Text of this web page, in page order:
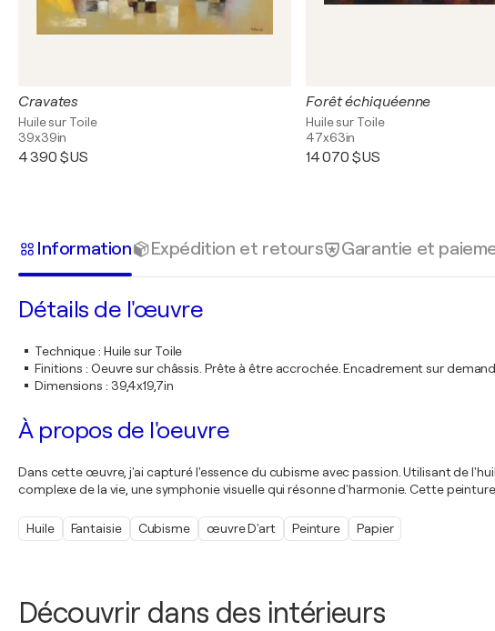
Découvrir dans des intérieurs
Cravates
Huile sur Toile
39x39in
4 390 $US
Forêt échiquéenne
Huile sur Toile
47x63in
14 070 $US
Information Expédition et retours Garantie et
Détails de l'œuvre
Technique: Huile sur Toile
Finitions : Oeuvre sur châssis. Prête à être accrochée. Encadrement sur
Dimensions : 39,4x19,7in
À propos de l'oeuvre
Dans cette œuvre, j'ai capturé l'essence du cubisme avec passion. Utilisant de
complexe de la vie, une symphonie visuelle qui résonne d'harmonie. Cette
Huile Fantaisie Cubisme œuvre D'art Peinture Papier